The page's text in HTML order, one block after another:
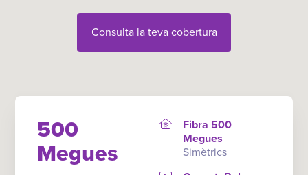
Consulta la teva cobertura
500
Megues
Fibra 500
Megues
Simètrics